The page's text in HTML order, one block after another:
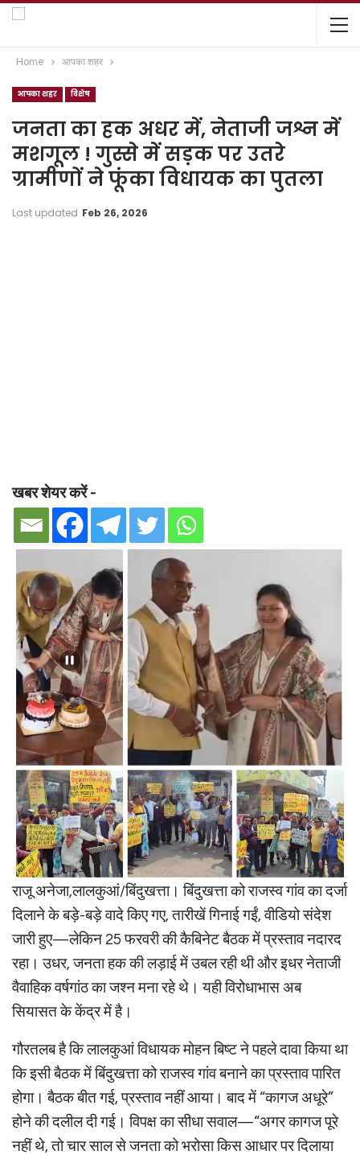
Home आपका शहर
आपका शहर विशेष
जनता का हक अधर में, नेताजी जश्न में
मशगूल ! गुस्से में सड़क पर उतरे
ग्रामीणों ने फूंका विधायक का पुतला
Last updated Feb 26, 2026
खबर शेयर करें -
राजू अनेजा,लालकुआं/बिंदुखत्ता। बिंदुखत्ता को राजस्व गांव का दर्जा
दिलाने के बड़े-बड़े वादे किए गए, तारीखें गिनाई गईं, वीडियो संदेश
जारी हुए—लेकिन 25 फरवरी की कैबिनेट बैठक में प्रस्ताव नदारद
रहा। उधर, जनता हक की लड़ाई में उबल रही थी और इधर नेताजी
वैवाहिक वर्षगांठ का जश्न मना रहे थे। यही विरोधाभास अब
सियासत के केंद्र में है।
गौरतलब है कि लालकुआं विधायक मोहन बिष्ट ने पहले दावा किया था
कि इसी बैठक में बिंदुखत्ता को राजस्व गांव बनाने का प्रस्ताव पारित
होगा। बैठक बीत गई, प्रस्ताव नहीं आया। बाद में “कागज अधूरे”
होने की दलील दी गई। विपक्ष का सीधा सवाल—“अगर कागज पूरे
नहीं थे, तो चार साल से जनता को भरोसा किस आधार पर दिलाया